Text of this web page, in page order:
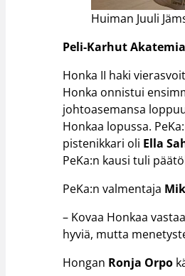
Huiman Juuli
Peli-Karhut
Honka II haki
Honka onnistui
johtoasemansa
Honkaa lopussa.
pistenikkari oli Ella
PeKa:n kausi tuli
PeKa:n valmentaja
– Kovaa Honkaa
hyviä, mutta
Hongan Ronja Orpo